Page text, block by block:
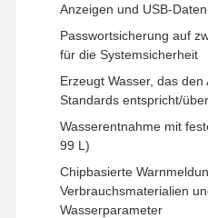
Werksbesicht
Igung
Qualitätskont
Anzeigen und USB-
Passwortsicherung auf
für die Systemsicherheit
Erzeugt Wasser, das den
Standards entspricht/
Wasserentnahme mit
99 L)
Chipbasierte
Verbrauchsmaterialien
Wasserparameter